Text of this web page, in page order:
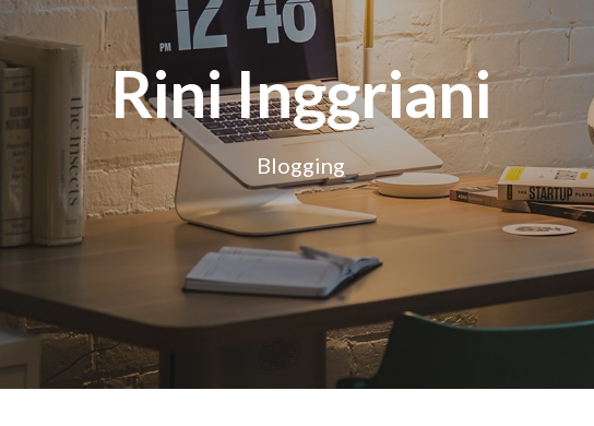
Rini Inggriani
Blogging